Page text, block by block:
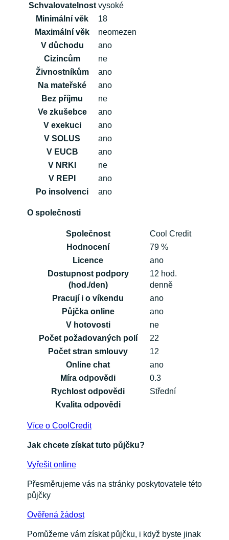
Schvalovatelnost vysoké
Minimální věk
18
Maximální věk
neomezen
V důchodu
ano
Cizincům
ne
Živnostníkům
ano
Na mateřské
ano
Bez příjmu
ne
Ve zkušebce
ano
V exekuci
ano
V SOLUS
ano
V EUCB
ano
V NRKI
ne
V REPI
ano
Po insolvenci
ano
O společnosti
Společnost
Cool Credit
Hodnocení
79 %
Licence
ano
Dostupnost podpory
(hod./den)
12 hod.
denně
Pracují i o víkendu
ano
Půjčka online
ano
V hotovosti
ne
Počet požadovaných polí
22
Počet stran smlouvy
12
Online chat
ano
Míra odpovědi
0.3
Rychlost odpovědi
Střední
Kvalita odpovědi
Více o CoolCredit
Jak chcete získat tuto půjčku?
Vyřešit online
Přesměrujeme vás na stránky poskytovatele této
půjčky
Ověřená žádost
Pomůžeme vám získat půjčku, i když byste jinak